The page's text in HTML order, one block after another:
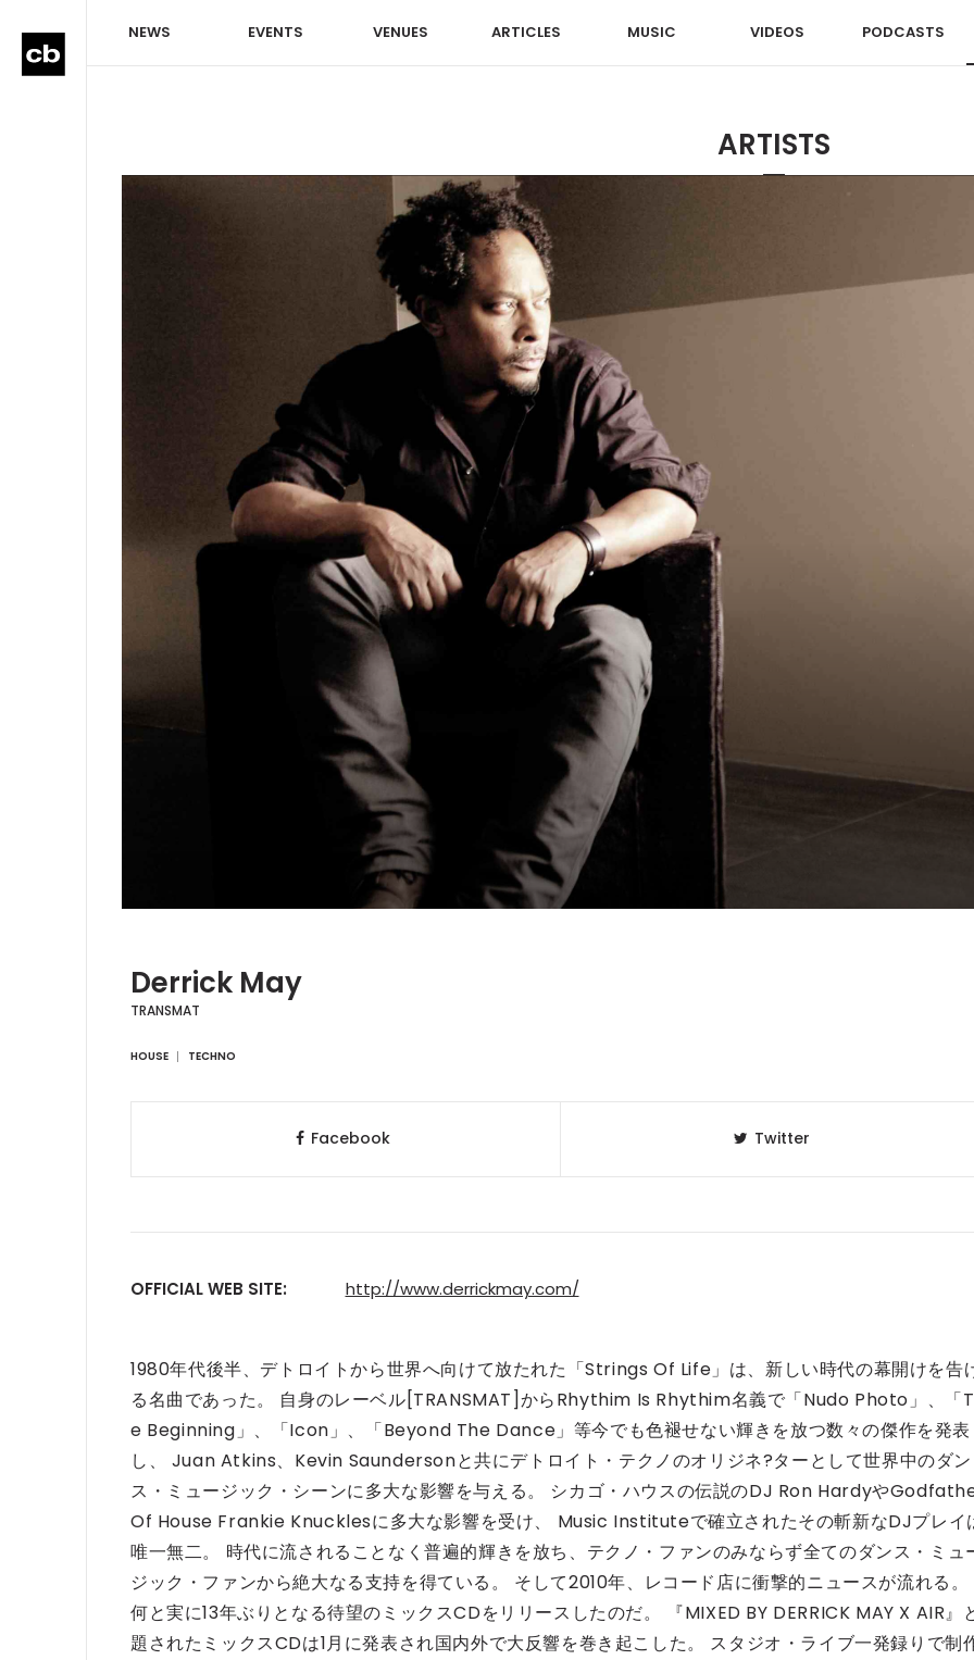
NEWS EVENTS VENUES ARTICLES MUSIC VIDEOS PODCASTS
ARTISTS
Derrick May
TRANSMAT
HOUSE TECHNO
Facebook Twitter
OFFICIAL WEB SITE: http://www.derrickmay.com/
1980年代後半、デトロイトから世界へ向けて放たれた「Strings Of Life」は、新しい時代の幕開けを告
る名曲であった。 自身のレーベル[TRANSMAT]からRhythim Is Rhythim名義で「Nudo Photo」、「
e Beginning」、「Icon」、「Beyond The Dance」等今でも色褪せない輝きを放つ数々の傑作を発表
し、 Juan Atkins、Kevin Saundersonと共にデトロイト・テクノのオリジネ?ターとして世界中のダン
ス・ミュージック・シーンに多大な影響を与える。 シカゴ・ハウスの伝説のDJ Ron Hardyや
Of House Frankie Knucklesに多大な影響を受け、 Music Instituteで確立されたその斬新なDJプレイ
唯一無二。 時代に流されることなく普遍的輝きを放ち、テクノ・ファンのみならず全てのダンス・ミュ
ジック・ファンから絶大なる支持を得ている。 そして2010年、レコード店に衝撃的ニュースが流れる。
何と実に13年ぶりとなる待望のミックスCDをリリースしたのだ。 『MIXED BY DERRICK MAY X AIR』
題されたミックスCDは1月に発表され国内外で大反響を巻き起こした。 スタジオ・ライブ一発録りで制